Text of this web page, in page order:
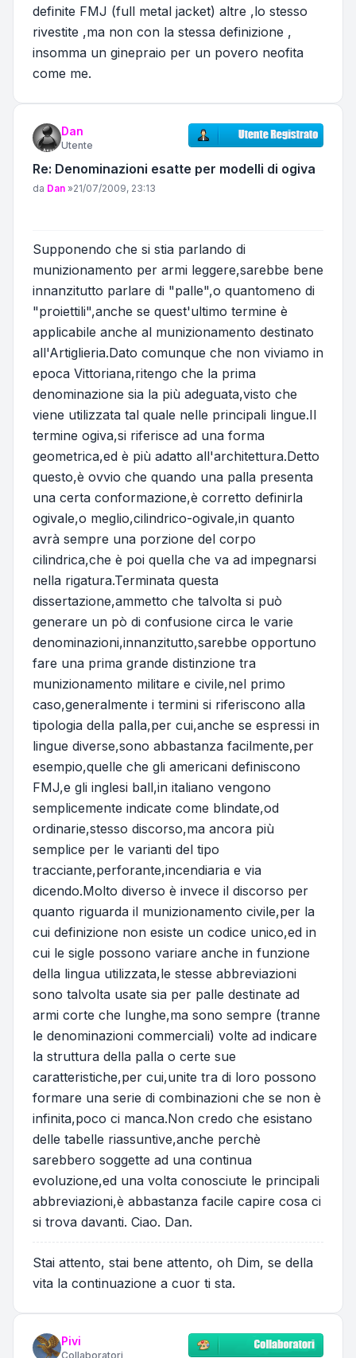
definite FMJ (full metal jacket) altre ,lo stesso
rivestite ,ma non con la stessa definizione ,
insomma un ginepraio per un povero neofita
come me.
Dan
Utente
Re: Denominazioni esatte per modelli di ogiva
Messaggio
da Dan »21/07/2009, 23:13
Supponendo che si stia parlando di
munizionamento per armi leggere,sarebbe bene
innanzitutto parlare di "palle",o quantomeno di
"proiettili",anche se quest'ultimo termine è
applicabile anche al munizionamento destinato
all'Artiglieria.Dato comunque che non viviamo in
epoca Vittoriana,ritengo che la prima
denominazione sia la più adeguata,visto che
viene utilizzata tal quale nelle principali lingue.Il
termine ogiva,si riferisce ad una forma
geometrica,ed è più adatto all'architettura.Detto
questo,è ovvio che quando una palla presenta
una certa conformazione,è corretto definirla
ogivale,o meglio,cilindrico-ogivale,in quanto
avrà sempre una porzione del corpo
cilindrica,che è poi quella che va ad impegnarsi
nella rigatura.Terminata questa
dissertazione,ammetto che talvolta si può
generare un pò di confusione circa le varie
denominazioni,innanzitutto,sarebbe opportuno
fare una prima grande distinzione tra
munizionamento militare e civile,nel primo
caso,generalmente i termini si riferiscono alla
tipologia della palla,per cui,anche se espressi in
lingue diverse,sono abbastanza facilmente,per
esempio,quelle che gli americani definiscono
FMJ,e gli inglesi ball,in italiano vengono
semplicemente indicate come blindate,od
ordinarie,stesso discorso,ma ancora più
semplice per le varianti del tipo
tracciante,perforante,incendiaria e via
dicendo.Molto diverso è invece il discorso per
quanto riguarda il munizionamento civile,per la
cui definizione non esiste un codice unico,ed in
cui le sigle possono variare anche in funzione
della lingua utilizzata,le stesse abbreviazioni
sono talvolta usate sia per palle destinate ad
armi corte che lunghe,ma sono sempre (tranne
le denominazioni commerciali) volte ad indicare
la struttura della palla o certe sue
caratteristiche,per cui,unite tra di loro possono
formare una serie di combinazioni che se non è
infinita,poco ci manca.Non credo che esistano
delle tabelle riassuntive,anche perchè
sarebbero soggette ad una continua
evoluzione,ed una volta conosciute le principali
abbreviazioni,è abbastanza facile capire cosa ci
si trova davanti. Ciao. Dan.
Stai attento, stai bene attento, oh Dim, se della
vita la continuazione a cuor ti sta.
Pivi
Collaboratori